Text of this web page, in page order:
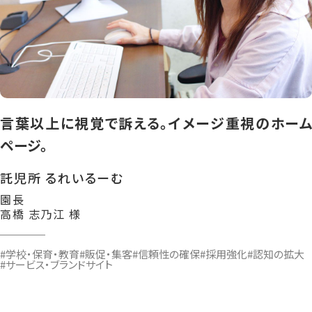
言葉以上に視覚で訴える。イメージ重視のホーム
ページ。
託児所 るれいるーむ
園長
高橋 志乃江 様
#学校・保育・教育#販促・集客#信頼性の確保#採用強化#認知の拡大
#サービス・ブランドサイト